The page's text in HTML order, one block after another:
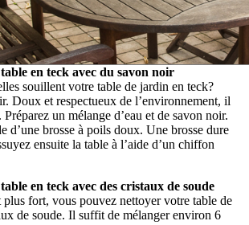
en teck avec du savon noir
souillent votre table de jardin en teck?
Doux et respectueux de l’environnement, il
Préparez un mélange d’eau et de savon noir.
d’une brosse à poils doux. Une brosse dure
ensuite la table à l’aide d’un chiffon
en teck avec des cristaux de soude
plus fort, vous pouvez nettoyer votre table de
de soude. Il suffit de mélanger environ 6